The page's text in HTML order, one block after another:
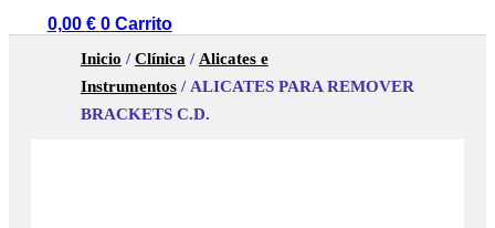
0,00 € 0 Carrito
Inicio /Clínica / Alicates e
Instrumentos/ ALICATES PARA REMOVER
BRACKETS C.D.